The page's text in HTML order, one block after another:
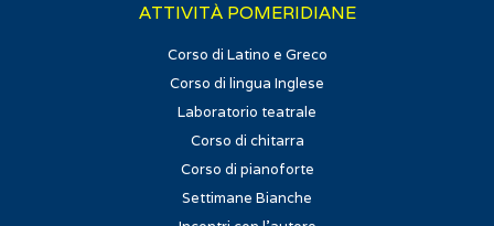
ATTIVITÀ POMERIDIANE
Corso di Latino e Greco
Corso di lingua Inglese
Laboratorio teatrale
Corso di chitarra
Corso di pianoforte
Settimane Bianche